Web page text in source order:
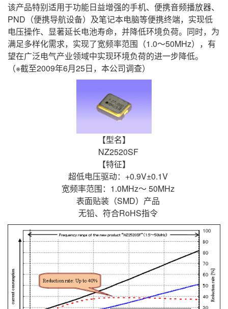
该产品特别适用于功能日益增强的手机、便携音频播放器、
PND（便携导航设备）及笔记本电脑等便携终端，实现低
电压操作、显著延长电池寿命，并降低环境负荷。同时，为
满足多样化需求，实现了宽频率范围（1.0～50MHz），有
望在广泛电气产业领域中实现环境负荷的进一步降低。
（※截至2009年6月25日，本公司调查）
【型名】
NZ2520SF
【特征】
超低电压驱动：+0.9V±0.1V
宽频率范围：1.0MHz～ 50MHz
表面贴装（SMD）产品
无铅、符合RoHS指令